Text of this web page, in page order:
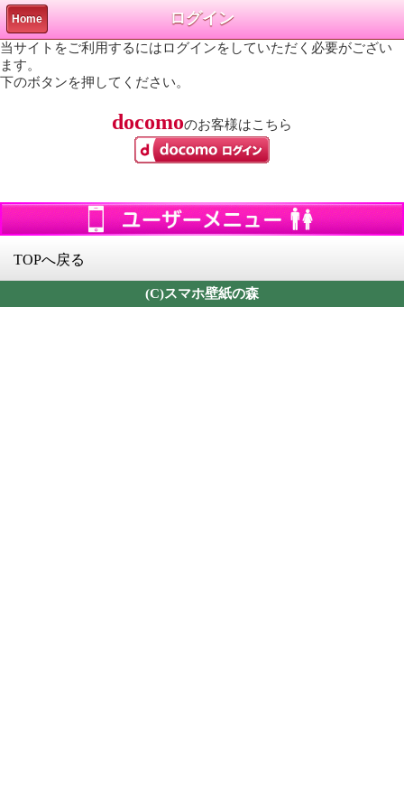
Home ログイン
当サイトをご利用するにはログインをしていただく必要がござい
ます。
下のボタンを押してください。
docomoのお客様はこちら
TOPへ戻る
(C)スマホ壁紙の森